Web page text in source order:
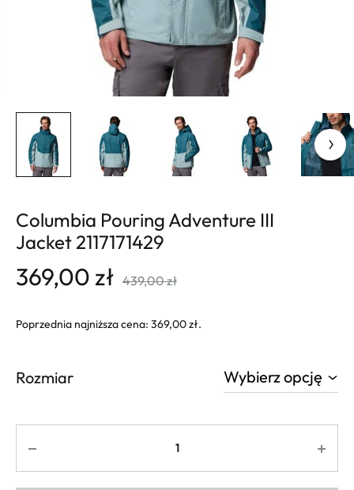
Columbia Pouring Adventure III
Jacket 2117171429
369,00zł 439,00zł
Poprzednia najniższa cena: 369,00zł.
Rozmiar